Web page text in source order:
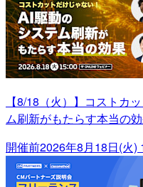
【8/18（火）】コストカ
ム刷新がもたらす本当の
開催前2026年8月18日(火)